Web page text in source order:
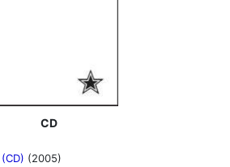
CD
(2005)